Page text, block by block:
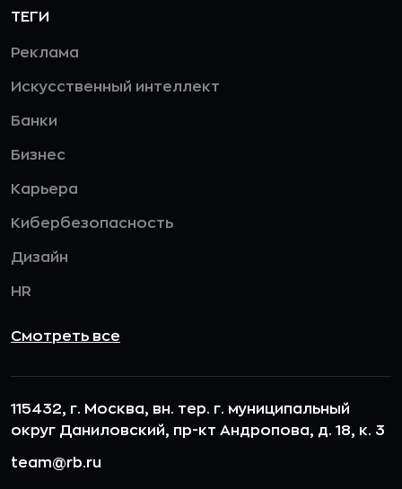
ТЕГИ
Реклама
Искусственный интеллект
Банки
Бизнес
Карьера
Кибербезопасность
Дизайн
HR
Смотреть все
115432, г. Москва, вн. тер. г. муниципальный
округ Даниловский, пр-кт Андропова, д. 18, к. 3
team@rb.ru